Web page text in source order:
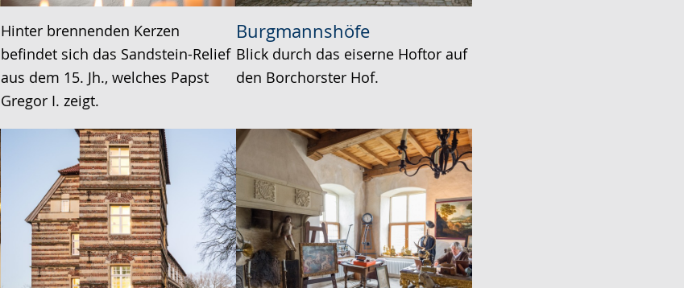
Hinter brennenden Kerzen
befindet sich das Sandstein-Relief
aus dem 15. Jh., welches Papst
Gregor I. zeigt.
Burgmannshöfe
Blick durch das eiserne Hoftor auf
den Borchorster Hof.